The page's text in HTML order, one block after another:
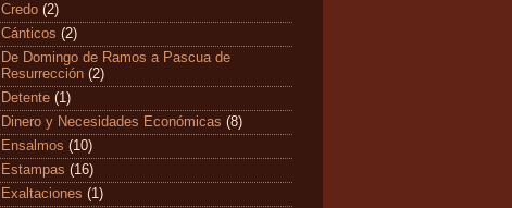
Credo (2)
Cánticos (2)
De Domingo de Ramos a Pascua de
Resurrección (2)
Detente (1)
Dinero y Necesidades Económicas (8)
Ensalmos (10)
Estampas (16)
Exaltaciones (1)